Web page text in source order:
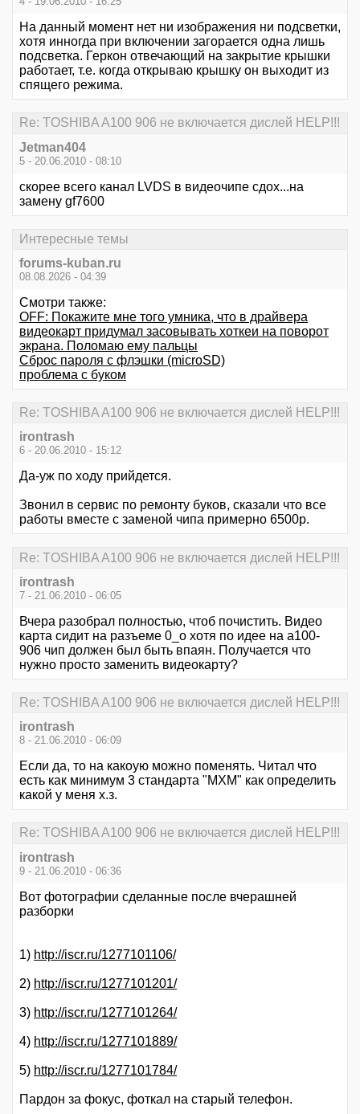
На данный момент нет ни изображения ни подсветки,
хотя инногда при включении загорается одна лишь
подсветка. Геркон отвечающий на закрытие крышки
работает, т.е. когда открываю крышку он выходит из
спящего режима.
Re: TOSHIBA A100 906 не включается дислей HELP!!!
Jetman404
5 - 20.06.2010 - 08:10
скорее всего канал LVDS в видеочипе сдох...на
замену gf7600
Интересные темы
forums-kuban.ru
08.08.2026 - 04:39
Смотри также:
OFF: Покажите мне того умника, что в драйвера
видеокарт придумал засовывать хоткеи на поворот
экрана. Поломаю ему пальцы
Сброс пароля с флэшки (microSD)
проблема с буком
Re: TOSHIBA A100 906 не включается дислей HELP!!!
irontrash
6 - 20.06.2010 - 15:12
Да-уж по ходу прийдется.
Звонил в сервис по ремонту буков, сказали что все
работы вместе с заменой чипа примерно 6500р.
Re: TOSHIBA A100 906 не включается дислей HELP!!!
irontrash
7 - 21.06.2010 - 06:05
Вчера разобрал полностью, чтоб почистить. Видео
карта сидит на разъеме 0_о хотя по идее на a100-
906 чип должен был быть впаян. Получается что
нужно просто заменить видеокарту?
Re: TOSHIBA A100 906 не включается дислей HELP!!!
irontrash
8 - 21.06.2010 - 06:09
Если да, то на какоую можно поменять. Читал что
есть как минимум 3 стандарта "MXM" как определить
какой у меня х.з.
Re: TOSHIBA A100 906 не включается дислей HELP!!!
irontrash
9 - 21.06.2010 - 06:36
Вот фотографии сделанные после вчерашней
разборки
1) http://iscr.ru/1277101106/
2) http://iscr.ru/1277101201/
3) http://iscr.ru/1277101264/
4) http://iscr.ru/1277101889/
5) http://iscr.ru/1277101784/
Пардон за фокус, фоткал на старый телефон.